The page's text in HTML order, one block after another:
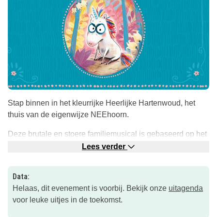
Stap binnen in het kleurrijke Heerlijke Hartenwoud, het
thuis van de eigenwijze NEEhoorn.
Deze brutale en stoere familiemusical is gebaseerd op het
populaire kinderboek ‘De NEEhoorn’, bewerkt door
der Linden.
Iedereen voelt zich weleens niet op zijn plek, maar als je je
zelfs in het paradijs niet thuis voelt, waar moet je dan nog
Lees verder
Data:
Helaas, dit evenement is voorbij. Bekijk onze uitagenda
voor leuke uitjes in de toekomst.